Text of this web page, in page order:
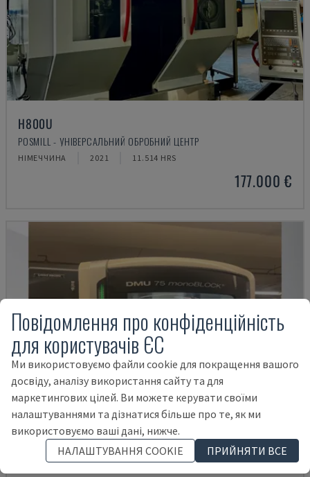
H800U
POSMILL - УНІВЕРСАЛЬНИЙ ОБРОБНИЙ ЦЕНТР
НІМЕЧЧИНА 2021 11.514 HRS
177.000 €
DMU 75 MONOBLOCK
Повідомлення про конфіденційність
для користувачів ЄС
Ми використовуємо файли cookie для покращення вашого
досвіду, аналізу використання сайту та для
маркетингових цілей. Ви можете керувати своїми
налаштуваннями та дізнатися більше про те, як ми
використовуємо ваші дані, нижче.
НАЛАШТУВАННЯ COOKIE
ПРИЙНЯТИ ВСЕ